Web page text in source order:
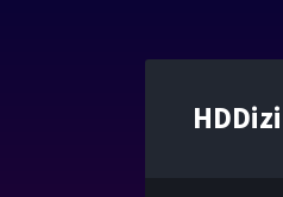
HDDizi